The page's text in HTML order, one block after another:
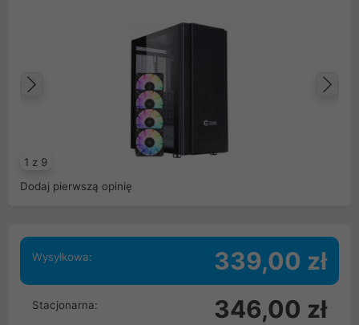
1 z 9
Poprzedni
Dodaj pierwszą opinię
Wysyłkowa: 339,00 zł
Stacjonarna: 346,00 zł